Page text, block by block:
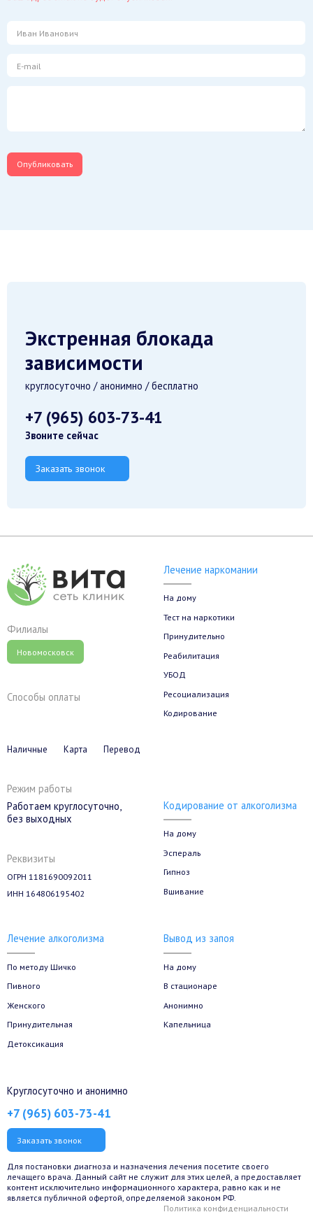
Экстренная блокада
зависимости
круглосуточно / анонимно / бесплатно
+7 (965) 603-73-41
Звоните сейчас
Заказать звонок
Филиалы
Новомосковск
Способы оплаты
Наличные Карта Перевод
Режим работы
Работаем круглосуточно,
без выходных
Реквизиты
ОГРН 1181690092011
ИНН 164806195402
Лечение наркомании
На дому
Тест на наркотики
Принудительно
Реабилитация
УБОД
Ресоциализация
Кодирование
Кодирование от алкоголизма
На дому
Эспераль
Гипноз
Вшивание
Лечение алкоголизма
По методу Шичко
Пивного
Женского
Принудительная
Детоксикация
Вывод из запоя
На дому
В стационаре
Анонимно
Капельница
Круглосуточно и анонимно
+7 (965) 603-73-41
Заказать звонок
Для постановки диагноза и назначения лечения посетите своего
лечащего врача. Данный сайт не служит для этих целей, а предоставляет
контент исключительно информационного характера, равно как и не
является публичной офертой, определяемой законом РФ.
Политика конфиденциальности